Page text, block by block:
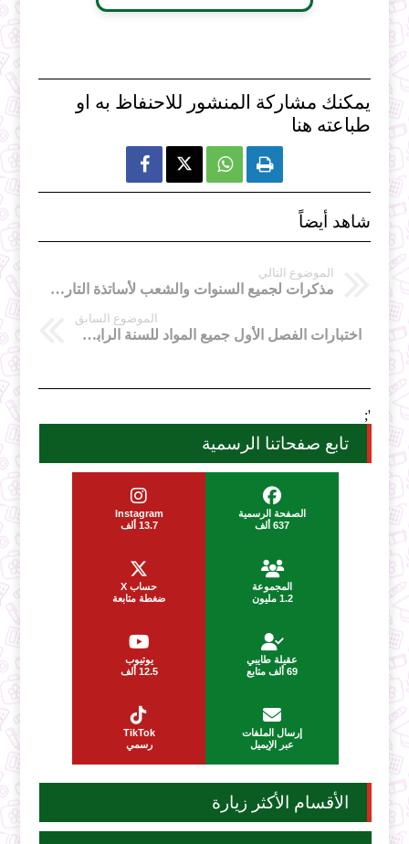
يمكنك مشاركة المنشور للاحنفاظ به او
طباعته هنا
  
شاهد أيضاً
الموضوع التالي
مذكرات لجميع السنوات والشعب لأساتذة التاريخ والجغرافيا في الثانوي
الموضوع السابق
اختبارات الفصل الأول جميع المواد للسنة الرابعة متوسط
';
تابع صفحاتنا الرسمية
الصفحة الرسمية
637 ألف
Instagram
13.7 ألف
المجموعة
1.2 مليون
حساب X
ضغطة متابعة
عقيلة طايبي
69 ألف متابع
يوتيوب
12.5 ألف
إرسال الملفات
عبر الإيميل
TikTok
رسمي
الأقسام الأكثر زيارة